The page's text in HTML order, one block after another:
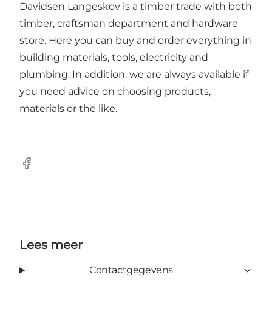
Davidsen Langeskov is a timber trade with both
timber, craftsman department and hardware
store. Here you can buy and order everything in
building materials, tools, electricity and
plumbing. In addition, we are always available if
you need advice on choosing products,
materials or the like.
Facebook
Lees meer
Contactgegevens